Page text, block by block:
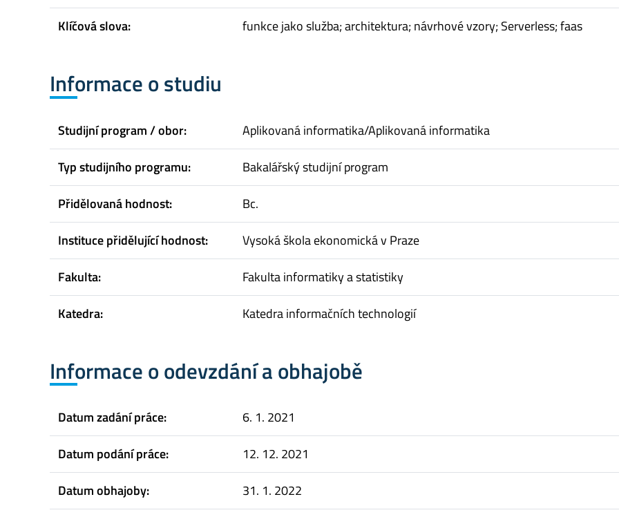
Klíčová slova:
funkce jako služba; architektura; návrhové vzory; Serverless; faas
Informace o studiu
Studijní program / obor:
Aplikovaná informatika/Aplikovaná informatika
Typ studijního programu:
Bakalářský studijní program
Přidělovaná hodnost:
Bc.
Instituce přidělující hodnost:
Vysoká škola ekonomická v Praze
Fakulta:
Fakulta informatiky a statistiky
Katedra:
Katedra informačních technologií
Informace o odevzdání a obhajobě
Datum zadání práce:
6. 1. 2021
Datum podání práce:
12. 12. 2021
Datum obhajoby:
31. 1. 2022